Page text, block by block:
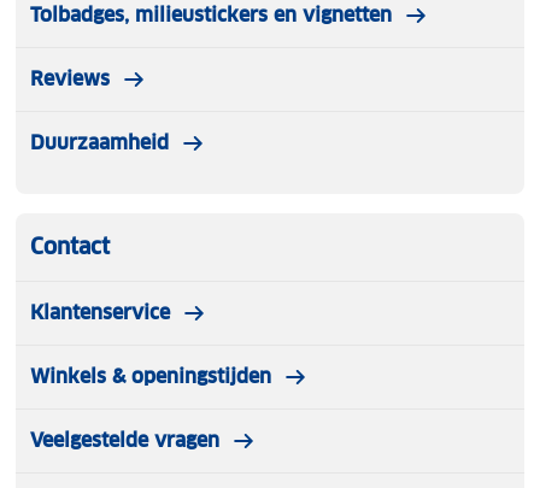
Tolbadges, milieustickers en vignetten
Reviews
Duurzaamheid
Contact
Klantenservice
Winkels & openingstijden
Veelgestelde vragen